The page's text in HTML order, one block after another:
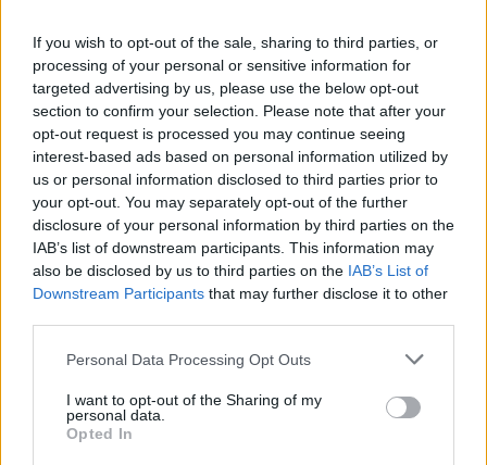
If you wish to opt-out of the sale, sharing to third parties, or
processing of your personal or sensitive information for
targeted advertising by us, please use the below opt-out
section to confirm your selection. Please note that after your
opt-out request is processed you may continue seeing
interest-based ads based on personal information utilized by
us or personal information disclosed to third parties prior to
your opt-out. You may separately opt-out of the further
disclosure of your personal information by third parties on the
IAB’s list of downstream participants. This information may
also be disclosed by us to third parties on the IAB’s List of
Downstream Participants that may further disclose it to other
Personal Data Processing Opt Outs
I want to opt-out of the Sharing of my
personal data.
Opted In
Naročite se
Imaš novico, informacijo, fotografijo ali video, ki bi nas utegnila
zanimati? Najboljše nagradimo.
Pošlji
sobotainfo.com•mariborinfo.com•ptujinfo.com•pomurec.com
Tematike
Prijavi se na cajtng